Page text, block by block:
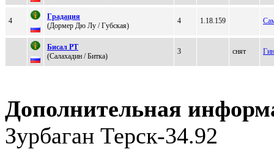
4
Гpадация
(Дoрмер Дю Лу / Губcкая)
4 1.18.159
Бисал РТ
(Caлaxaдин / Биткa)
3 снят
Дополнительная
Зурбаган Терск-34.92